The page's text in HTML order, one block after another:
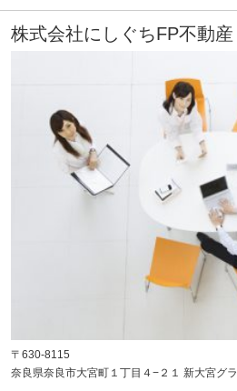
株式会社にしぐちFP不動産
〒630-8115
奈良県奈良市大宮町１丁目４−２１ 新大宮グ